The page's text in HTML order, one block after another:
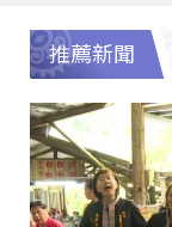
推薦新聞